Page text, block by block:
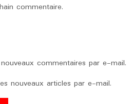
commentaire.
commentaires par e-mail.
nouveaux articles par e-mail.